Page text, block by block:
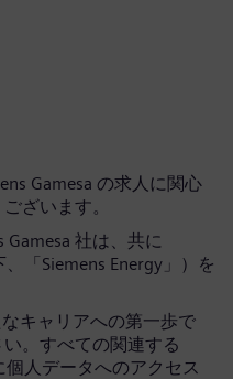
Gamesa の求人に関心
ざいます。
Gamesa 社は、共に
「Siemens Energy」）を
キャリアへの第一歩で
。すべての関連する
個人データへのアクセス